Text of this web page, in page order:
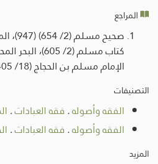
المراجع
صحيح
كتاب مسلم (2/
الإمام مسلم بن الحجاج (18/ 405).
التصنيفات
الفقه وأصوله. فقه العبادات.
الفقه وأصوله. فقه العبادات.
المزيد